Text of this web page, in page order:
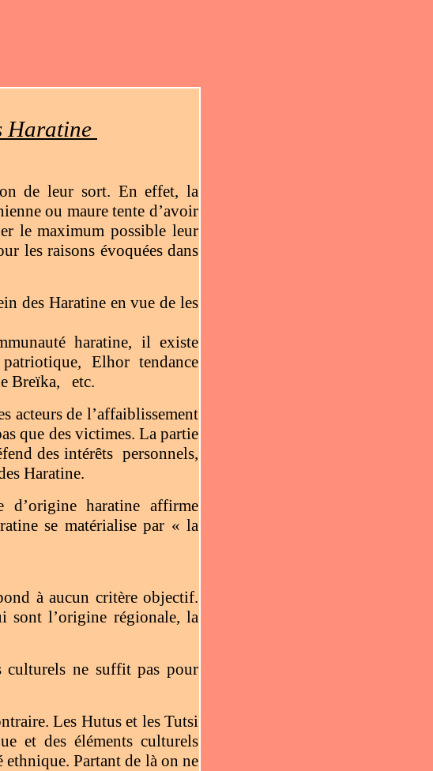
Haratine
de leur sort. En effet, la
ou maure tente d’avoir
le maximum possible leur
les raisons évoquées dans
des Haratine en vue de les
haratine, il existe
Elhor tendance
Breïka,
etc.
acteurs de l’affaiblissement
que des victimes. La partie
des intérêts personnels,
Haratine.
d’origine haratine affirme
se matérialise par « la
à aucun critère objectif.
sont l’origine régionale, la
culturels ne suffit pas pour
Les Hutus et les Tutsi
et des éléments culturels
ethnique. Partant de là on ne